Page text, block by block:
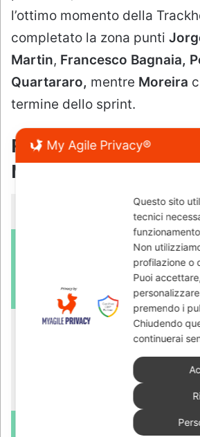
My Agile Privacy®
Questo sito
tecnici
Non
profilazione o
Puoi
premendo i
Chiudendo
continuerai